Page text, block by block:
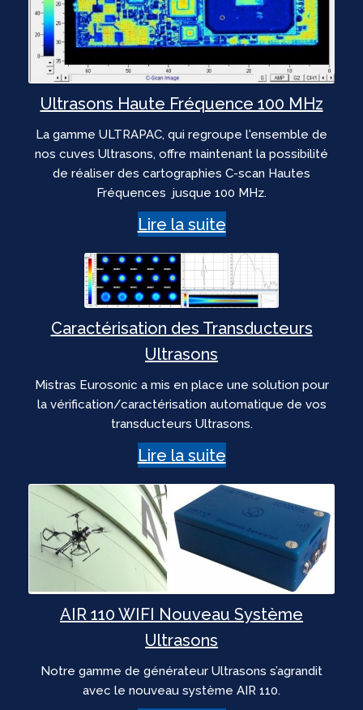
Ultrasons Haute Fréquence 100 MHz
La gamme ULTRAPAC, qui regroupe l'ensemble de
nos cuves Ultrasons, offre maintenant la possibilité
de réaliser des cartographies C-scan Hautes
Fréquences jusque 100 MHz.
Lire la suite
Caractérisation des Transducteurs
Ultrasons
Mistras Eurosonic a mis en place une solution pour
la vérification/caractérisation automatique de vos
transducteurs Ultrasons.
Lire la suite
AIR 110 WIFI Nouveau Système
Ultrasons
Notre gamme de générateur Ultrasons s’agrandit
avec le nouveau système AIR 110.